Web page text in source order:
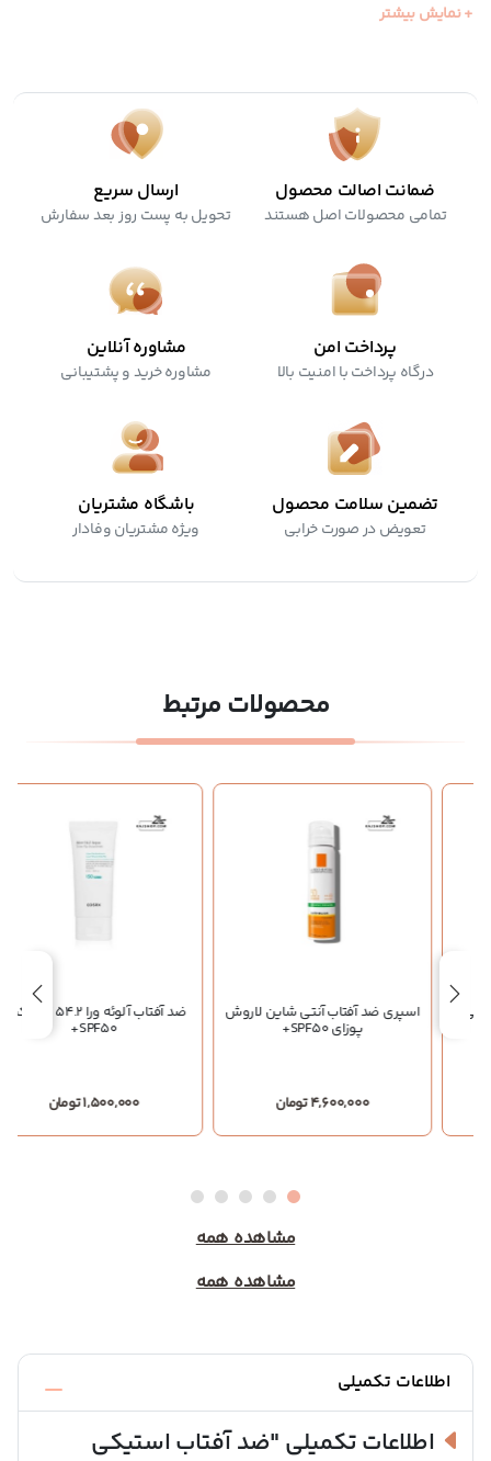
ضد حساسیت
+ نمایش بیشتر
ضمانت اصالت محصول
تمامی محصولات اصل هستند
ارسال سریع
تحویل به پست روز بعد سفارش
پرداخت امن
درگاه پرداخت با امنیت بالا
مشاوره آنلاین
مشاوره خرید و پشتیبانی
تضمین سلامت محصول
تعویض در صورت خرابی
باشگاه مشتریان
ویژه مشتریان وفادار
محصولات مرتبط
اسپری ضد آفتاب آنتی شاین لاروش
پوزای SPF50+
4,600,000 تومان
ضد آفتاب آلوئه ورا 54.2 کوزارکس
SPF50+
1,500,000 تومان
مشاهده همه
مشاهده همه
اطلاعات تکمیلی
اطلاعات تکمیلی "ضد آفتاب استیکی